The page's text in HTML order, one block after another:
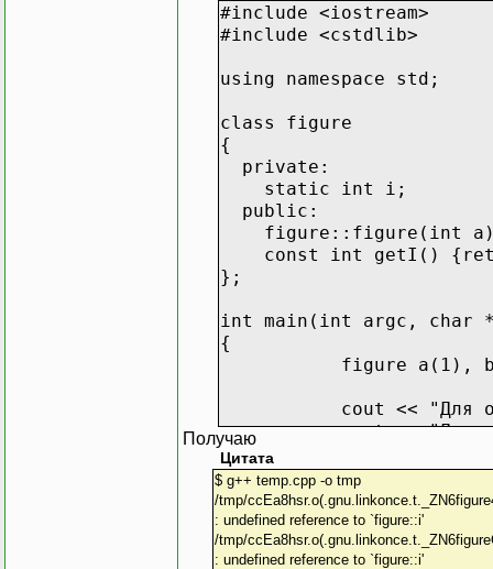
#include <iostream>
#include <cstdlib>
using namespace std;
class figure
{
private:
static int i;
public:
figure::figure(int
const int getI()
};
int main(int argc, char
{
figure a(1),
cout << "Для
cout << "Для
return EXIT_SUCCESS;
}
Получаю
Цитата
$ g++ temp.cpp -o tmp
/tmp/
: undefined reference to `figure::i'
/tmp/
: undefined reference to `figure::i'